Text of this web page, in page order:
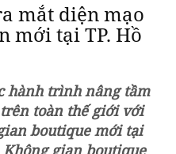
mắt diện mạo
mới tại TP. Hồ
hành trình nâng tầm
toàn thế giới với
boutique mới tại